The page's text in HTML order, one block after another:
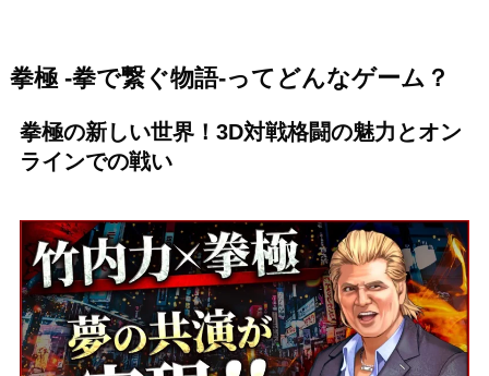
拳極 -拳で繋ぐ物語-ってどんなゲーム？
拳極の新しい世界！3D対戦格闘の魅力とオン
ラインでの戦い